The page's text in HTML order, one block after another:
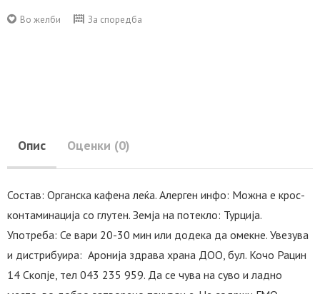
Во желби За споредба
Опис Оценки (0)
Состав: Органска кафена леќа. Алерген инфо: Можна е крос-
контаминација со глутен. Земја на потекло: Турција.
Употреба: Се вари 20-30 мин или додека да омекне. Увезува
и дистрибуира: Аронија здрава храна ДОО, бул. Кочо Рацин
14 Скопје, тел 043 235 959. Да се чува на суво и ладно